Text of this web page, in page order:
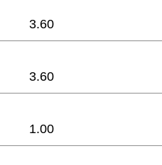
3.60
3.60
1.00